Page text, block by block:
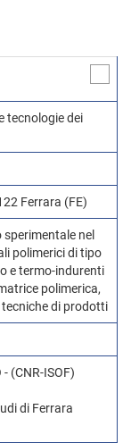
tecnologie dei
Ferrara (FE)
sperimentale nel
polimerici di tipo
e termo-indurenti
polimerica,
di prodotti
- (CNR-ISOF)
di Ferrara